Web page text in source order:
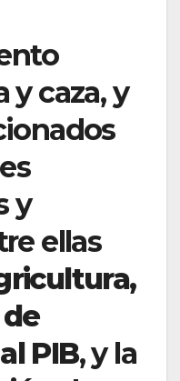
y caza, y
y
ellas
de
PIB, y la